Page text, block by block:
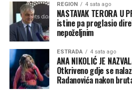
REGION 4 sata ago
NASTAVAK TERORA
istine pa proglasio
nepoželjnim
ESTRADA 4 sata ago
ANA NIKOLIĆ JE
Otkriveno gdje se
Radanovića nakon